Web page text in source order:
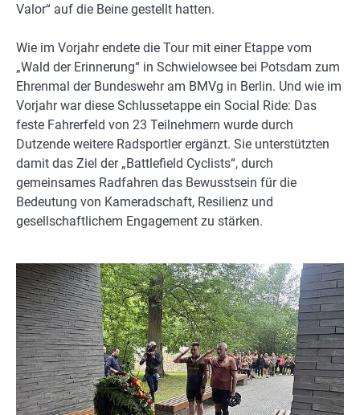
Valor“ auf die Beine gestellt hatten.
Wie im Vorjahr endete die Tour mit einer Etappe vom
„Wald der Erinnerung“ in Schwielowsee bei Potsdam zum
Ehrenmal der Bundeswehr am BMVg in Berlin. Und wie im
Vorjahr war diese Schlussetappe ein Social Ride: Das
feste Fahrerfeld von 23 Teilnehmern wurde durch
Dutzende weitere Radsportler ergänzt. Sie unterstützten
damit das Ziel der „Battlefield Cyclists“, durch
gemeinsames Radfahren das Bewusstsein für die
Bedeutung von Kameradschaft, Resilienz und
gesellschaftlichem Engagement zu stärken.